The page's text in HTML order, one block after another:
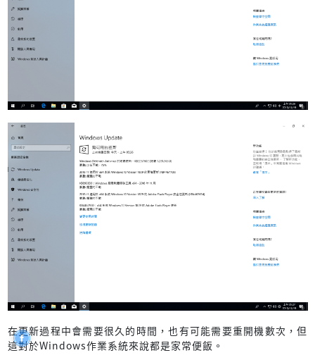
在更新過程中會需要很久的時間，也有可能需要重開機數次，但
這對於Windows作業系統來說都是家常便飯。